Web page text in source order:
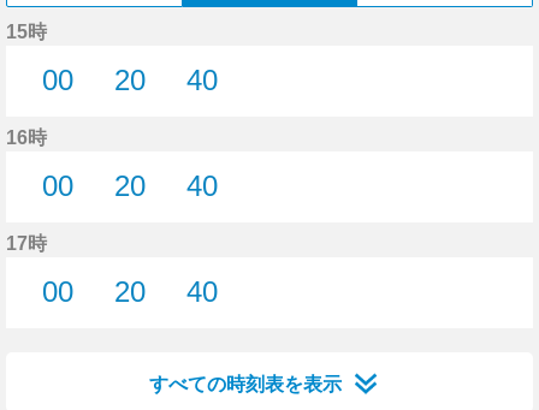
15時
00
20
40
16時
00
20
40
17時
00
20
40
すべての時刻表を表示